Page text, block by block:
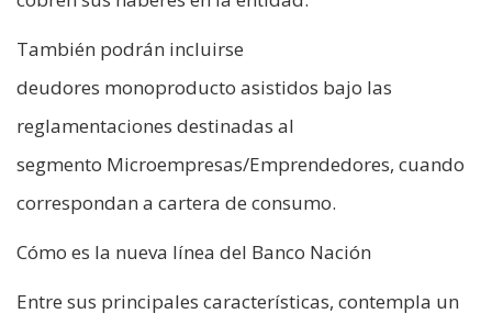
También podrán incluirse
deudores monoproducto asistidos bajo las
reglamentaciones destinadas al
segmento Microempresas/Emprendedores, cuando
correspondan a cartera de consumo.
Cómo es la nueva línea del Banco Nación
Entre sus principales características, contempla un